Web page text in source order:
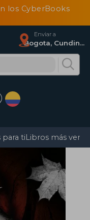
los CyberBooks
Enviar a
Bogota, Cundinamarca
tiLibros más